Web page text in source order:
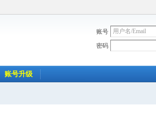
账号
密码
账号升级